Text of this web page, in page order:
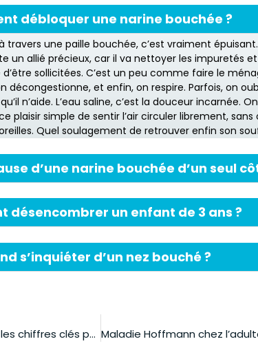
débloquer une narine bouchée ?
travers une paille bouchée, c’est vraiment
un allié précieux, car il va nettoyer les impuretés
sollicitées. C’est un peu comme faire le
décongestionne, et enfin, on respire. Parfois, on
n’aide. L’eau saline, c’est la douceur incarnée.
plaisir simple de sentir l’air circuler librement, sans
Quel soulagement de retrouver enfin son
d’une narine bouchée d’un seul
désencombrer un enfant de 3 ans ?
s’inquiéter d’un nez bouché ?
Ménopause taux de FSH : les chiffres clés pour comprendre ses résultats